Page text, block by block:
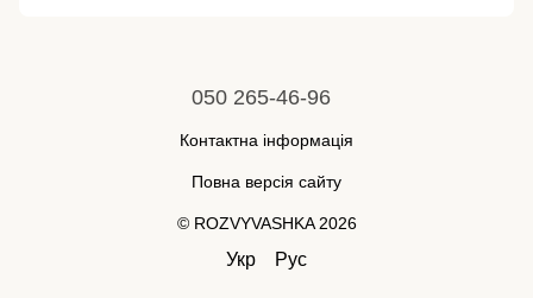
050 265-46-96
Контактна інформація
Повна версія сайту
© ROZVYVASHKA 2026
Укр Рус